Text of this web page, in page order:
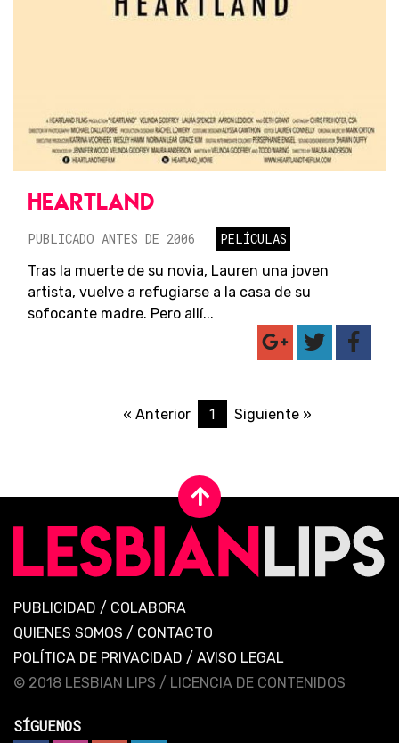
HEARTLAND
PUBLICADO ANTES DE 2006
PELÍCULAS
Tras la muerte de su novia, Lauren una joven
artista, vuelve a refugiarse a la casa de su
sofocante madre. Pero allí...
« Anterior 1 Siguiente »
PUBLICIDAD / COLABORA
QUIENES SOMOS / CONTACTO
POLÍTICA DE PRIVACIDAD / AVISO LEGAL
© 2018 LESBIAN LIPS / LICENCIA DE CONTENIDOS
SÍGUENOS